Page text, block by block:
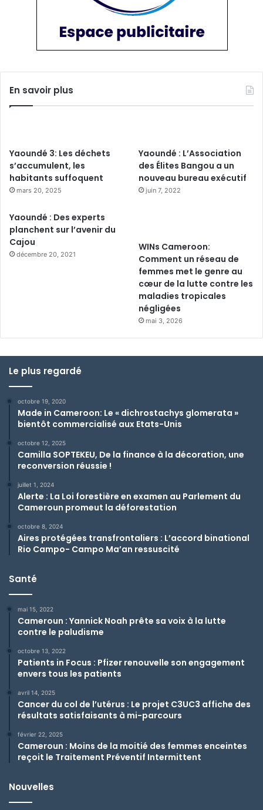
En savoir plus
Yaoundé 3: Les déchets
s’accumulent, les
habitants suffoquent
mars 20, 2025
Yaoundé : L’Association
des Élites Bangou a un
nouveau bureau exécutif
juin 7, 2022
Yaoundé : Des experts
planchent sur l’avenir du
Cajou
décembre 20, 2021
WINs Cameroon:
Comment un réseau de
femmes met le genre au
cœur de la lutte contre les
maladies tropicales
négligées
mai 3, 2026
Le plus regardé
octobre 19, 2020
Made in Cameroon: Le « dichrostachys glomerata »
bientôt commercialisé aux Etats-Unis
octobre 12, 2025
Camilla SOPTEKEU, De la finance à la décoration, une
reconversion réussie !
juillet 1, 2024
Alerte : La Loi forestière en examen au Parlement du
Cameroun promeut la déforestation
octobre 8, 2024
Aires protégées transfrontaliers : L’accord binational
Rio Campo- Campo Ma’an ressuscité
Santé
mai 15, 2022
Cameroun : Yannick Noah prête sa voix à la lutte
contre le paludisme
octobre 13, 2022
Patients in Focus : Pfizer renouvelle son engagement
envers tous les patients
avril 14, 2025
Cancer du col de l’utérus : Le projet C3UC3 affiche des
résultats satisfaisants à mi-parcours
février 22, 2025
Cameroun : Moins de la moitié des femmes enceintes
reçoit le Traitement Préventif Intermittent
Nouvelles